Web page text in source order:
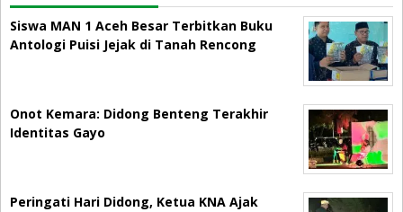
Siswa MAN 1 Aceh Besar Terbitkan Buku
Antologi Puisi Jejak di Tanah Rencong
Onot Kemara: Didong Benteng Terakhir
Identitas Gayo
Peringati Hari Didong, Ketua KNA Ajak